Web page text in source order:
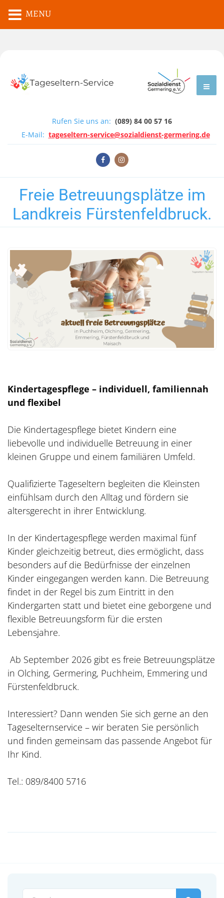
Rufen Sie uns an: (089) 84 00 57 16
E-Mail: tageseltern-service@sozialdienst-germering.de
Freie Betreuungsplätze im
Landkreis Fürstenfeldbruck.
Kindertagespflege – individuell, familiennah
und flexibel
Die Kindertagespflege bietet Kindern eine
liebevolle und individuelle Betreuung in einer
kleinen Gruppe und einem familiären Umfeld.
Qualifizierte Tageseltern begleiten die Kleinsten
einfühlsam durch den Alltag und fördern sie
altersgerecht in ihrer Entwicklung.
In der Kindertagespflege werden maximal fünf
Kinder gleichzeitig betreut, dies ermöglicht, dass
besonders auf die Bedürfnisse der einzelnen
Kinder eingegangen werden kann. Die Betreuung
findet in der Regel bis zum Eintritt in den
Kindergarten statt und bietet eine geborgene und
flexible Betreuungsform für die ersten
Lebensjahre.
Ab September 2026 gibt es freie Betreuungsplätze
in Olching, Germering, Puchheim, Emmering und
Fürstenfeldbruck.
Interessiert? Dann wenden Sie sich gerne an den
Tageselternservice – wir beraten Sie persönlich
und finden gemeinsam das passende Angebot für
Ihr Kind.
Tel.: 089/8400 5716
MENU